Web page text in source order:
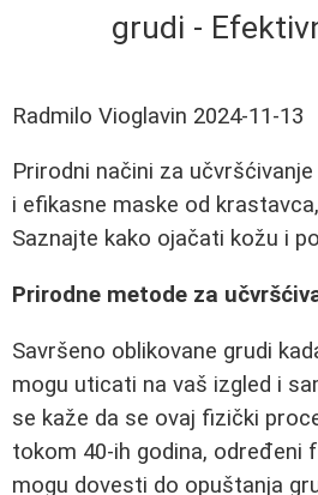
grudi -
Radmilo Vioglavin 2024-11-13
Prirodni načini za
i efikasne maske od
Saznajte kako ojačati kožu i
Prirodne metode za
Savršeno oblikovane grudi
mogu uticati na vaš izgled i
se kaže da se ovaj fizički
tokom 40-ih godina, određeni
mogu dovesti do opuštanja